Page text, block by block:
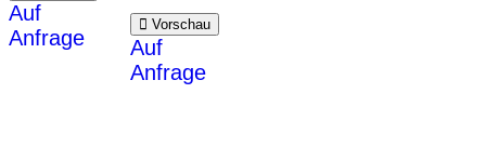
Auf
Anfrage
Vorschau
Auf
Anfrage